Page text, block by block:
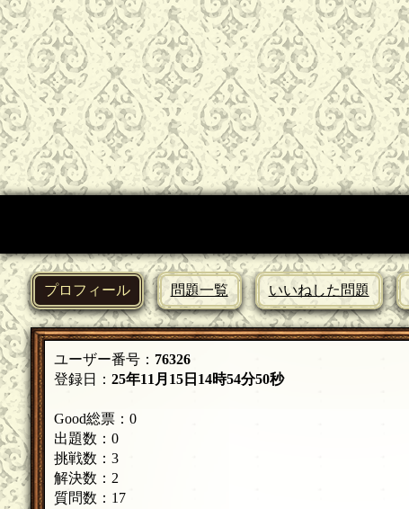
プロフィール 問題一覧 いいねした問題
ユーザー番号： 76326
登録日： 25年11月15日14時54分50秒
Good総票：0
出題数：0
挑戦数：3
解決数：2
質問数：17